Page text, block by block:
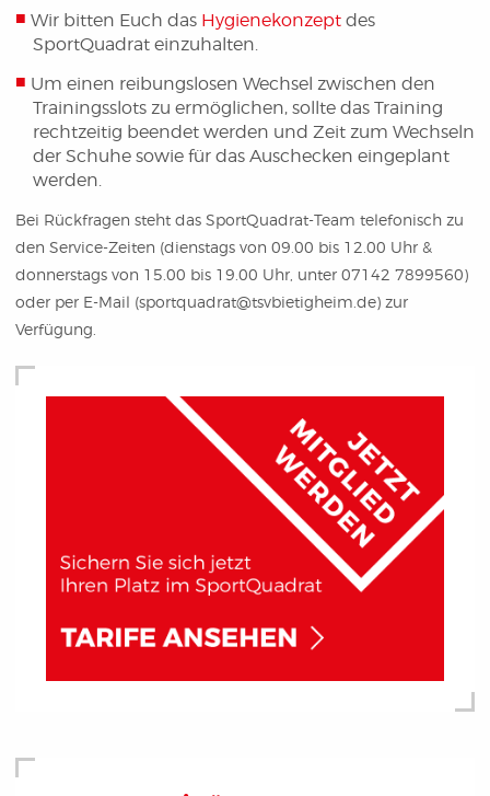
Wir bitten Euch das Hygienekonzept des
SportQuadrat einzuhalten.
Um einen reibungslosen Wechsel zwischen den
Trainingsslots zu ermöglichen, sollte das Training
rechtzeitig beendet werden und Zeit zum Wechseln
der Schuhe sowie für das Auschecken eingeplant
werden.
Bei Rückfragen steht das SportQuadrat-Team telefonisch zu
den Service-Zeiten (dienstags von 09.00 bis 12.00 Uhr &
donnerstags von 15.00 bis 19.00 Uhr, unter 07142 7899560)
oder per E-Mail (sportquadrat@tsvbietigheim.de) zur
Verfügung.